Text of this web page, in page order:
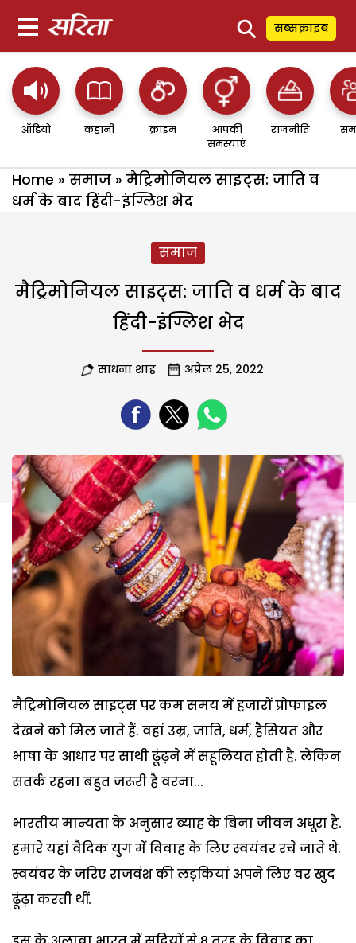
⚲ सब्सक्राइब
ऑडियो कहानी क्राइम
आपकी
समस्याएं
राजनीति
Home » समाज » मैट्रिमोनियल साइट्स: जाति व
धर्म के बाद हिंदी-इंग्लिश भेद
समाज
मैट्रिमोनियल साइट्स: जाति व धर्म के बाद
हिंदी-इंग्लिश भेद
साधना शाह अप्रैल 25, 2022
मैट्रिमोनियल साइट्स पर कम समय में हजारों प्रोफाइल
देखने को मिल जाते हैं. वहां उम्र, जाति, धर्म, हैसियत और
भाषा के आधार पर साथी ढूंढ़ने में सहूलियत होती है. लेकिन
सतर्क रहना बहुत जरूरी है वरना...
भारतीय मान्यता के अनुसार ब्याह के बिना जीवन अधूरा है.
हमारे यहां वैदिक युग में विवाह के लिए स्वयंवर रचे जाते थे.
स्वयंवर के जरिए राजवंश की लड़कियां अपने लिए वर खुद
ढूंढ़ा करती थीं.